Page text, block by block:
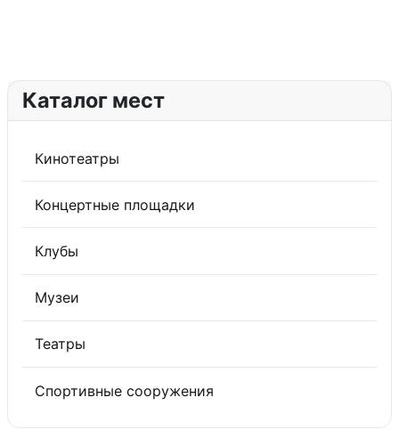
Каталог мест
Кинотеатры
Концертные площадки
Клубы
Музеи
Театры
Спортивные сооружения